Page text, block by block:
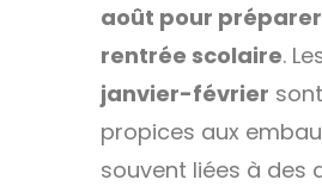
août pour
rentrée scolaire.
janvier-février
propices aux
souvent liées à des